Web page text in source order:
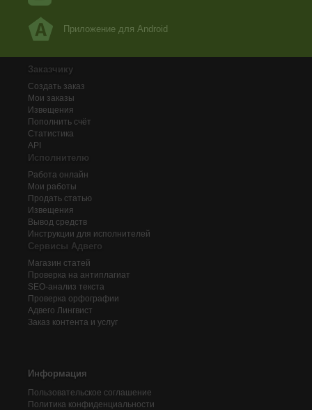
Приложение для Android
Заказчику
Создать заказ
Мои заказы
Извещения
Пополнить счёт
Статистика
API
Исполнителю
Работа онлайн
Мои работы
Продать статью
Извещения
Вывод средств
Инструкции для исполнителей
Сервисы Адвего
Магазин статей
Проверка на антиплагиат
SEO-анализ текста
Проверка орфографии
Адвего Лингвист
Заказ контента и услуг
Информация
Пользовательское соглашение
Политика конфиденциальности